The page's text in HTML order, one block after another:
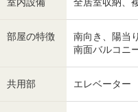
部屋の特徴
南向き、陽当
南面バルコニ
共用部 エレベーター